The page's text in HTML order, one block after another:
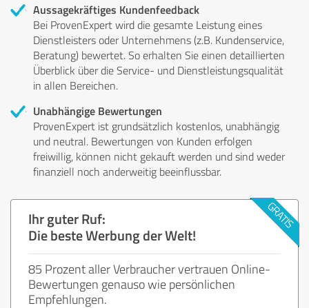
Aussagekräftiges Kundenfeedback
Bei ProvenExpert wird die gesamte Leistung eines
Dienstleisters oder Unternehmens (z.B. Kundenservice,
Beratung) bewertet. So erhalten Sie einen detaillierten
Überblick über die Service- und Dienstleistungsqualität
in allen Bereichen.
Unabhängige Bewertungen
ProvenExpert ist grundsätzlich kostenlos, unabhängig
und neutral. Bewertungen von Kunden erfolgen
freiwillig, können nicht gekauft werden und sind weder
finanziell noch anderweitig beeinflussbar.
Ihr guter Ruf:
Die beste Werbung der Welt!
85 Prozent aller Verbraucher vertrauen Online-
Bewertungen genauso wie persönlichen
Empfehlungen.